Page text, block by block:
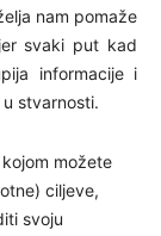
nam pomaže
svaki put kad
informacije i
stvarnosti.
možete
ciljeve,
svoju